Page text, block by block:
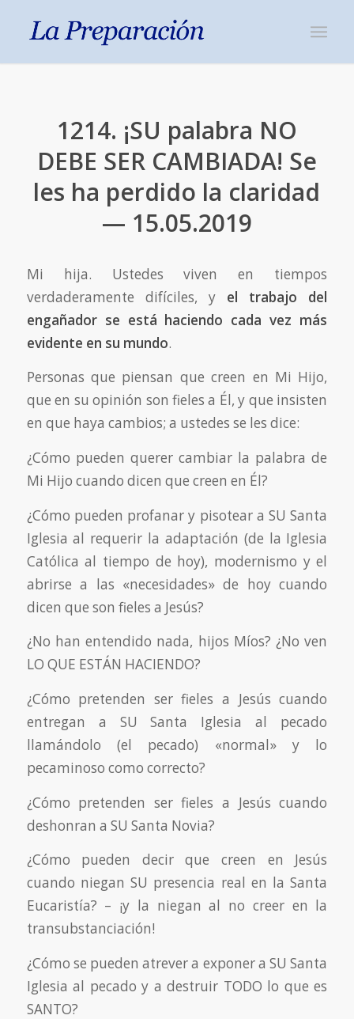
1214. ¡SU palabra NO
DEBE SER CAMBIADA! Se
les ha perdido la claridad
— 15.05.2019
Mi hija. Ustedes viven en tiempos
verdaderamente difíciles, y el trabajo del
engañador se está haciendo cada vez más
evidente en su mundo.
Personas que piensan que creen en Mi Hijo,
que en su opinión son fieles a Él, y que insisten
en que haya cambios; a ustedes se les dice:
¿Cómo pueden querer cambiar la palabra de
Mi Hijo cuando dicen que creen en Él?
¿Cómo pueden profanar y pisotear a SU Santa
Iglesia al requerir la adaptación (de la Iglesia
Católica al tiempo de hoy), modernismo y el
abrirse a las «necesidades» de hoy cuando
dicen que son fieles a Jesús?
¿No han entendido nada, hijos Míos? ¿No ven
LO QUE ESTÁN HACIENDO?
¿Cómo pretenden ser fieles a Jesús cuando
entregan a SU Santa Iglesia al pecado
llamándolo (el pecado) «normal» y lo
pecaminoso como correcto?
¿Cómo pretenden ser fieles a Jesús cuando
deshonran a SU Santa Novia?
¿Cómo pueden decir que creen en Jesús
cuando niegan SU presencia real en la Santa
Eucaristía? – ¡y la niegan al no creer en la
transubstanciación!
¿Cómo se pueden atrever a exponer a SU Santa
Iglesia al pecado y a destruir TODO lo que es
SANTO?